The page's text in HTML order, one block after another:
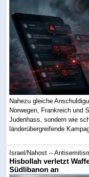
Nahezu gleiche
Norwegen, Frankreich und
Judenhass, sondern wie
länderübergreifende
Israel/Nahost --
Hisbollah verletzt
Südlibanon an